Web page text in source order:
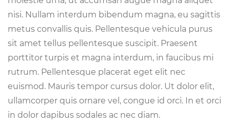
nisi. Nullam interdum bibendum magna, eu sagittis
metus convallis quis. Pellentesque vehicula purus
sit amet tellus pellentesque suscipit. Praesent
porttitor turpis et magna interdum, in faucibus mi
rutrum. Pellentesque placerat eget elit nec
euismod. Mauris tempor cursus dolor. Ut dolor elit,
ullamcorper quis ornare vel, congue id orci. In et orci
in dolor dapibus sodales ac nec diam.